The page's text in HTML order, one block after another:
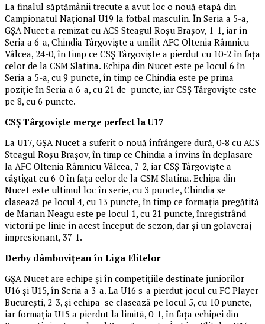
La finalul săptămânii trecute a avut loc o nouă etapă din
Campionatul Național U19 la fotbal masculin. În Seria a 5-a,
GȘA Nucet a remizat cu ACS Steagul Roșu Brașov, 1-1, iar în
Seria a 6-a, Chindia Târgoviște a umilit AFC Oltenia Râmnicu
Vâlcea, 24-0, în timp ce CSȘ Târgoviște a pierdut cu 10-2 în fața
celor de la CSM Slatina. Echipa din Nucet este pe locul 6 în
Seria a 5-a, cu 9 puncte, în timp ce Chindia este pe prima
poziție în Seria a 6-a, cu 21 de puncte, iar CSȘ Târgoviște este
pe 8, cu 6 puncte.
CSȘ Târgoviște merge perfect la U17
La U17, GȘA Nucet a suferit o nouă înfrângere dură, 0-8 cu ACS
Steagul Roșu Brașov, în timp ce Chindia a învins în deplasare
la AFC Oltenia Râmnicu Vâlcea, 7-2, iar CSȘ Târgoviște a
câștigat cu 6-0 în fața celor de la CSM Slatina. Echipa din
Nucet este ultimul loc în serie, cu 3 puncte, Chindia se
clasează pe locul 4, cu 13 puncte, în timp ce formația pregătită
de Marian Neagu este pe locul 1, cu 21 puncte, înregistrând
victorii pe linie în acest început de sezon, dar și un golaveraj
impresionant, 37-1.
Derby dâmbovițean în Liga Elitelor
GȘA Nucet are echipe și în competițiile destinate juniorilor
U16 și U15, în Seria a 3-a. La U16 s-a pierdut jocul cu FC Player
București, 2-3, și echipa se clasează pe locul 5, cu 10 puncte,
iar formația U15 a pierdut la limită, 0-1, în fața echipei din